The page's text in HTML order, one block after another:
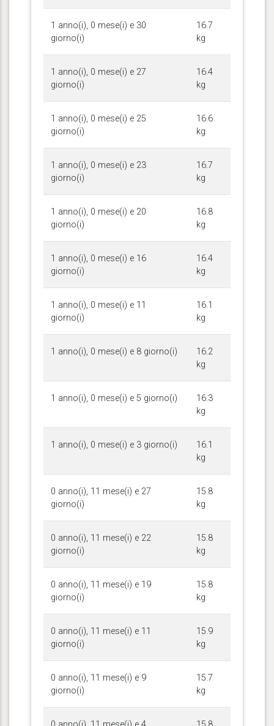
1 anno(i), 0 mese(i) e 30
giorno(i)
16.7
kg
1 anno(i), 0 mese(i) e 27
giorno(i)
16.4
kg
1 anno(i), 0 mese(i) e 25
giorno(i)
16.6
kg
1 anno(i), 0 mese(i) e 23
giorno(i)
16.7
kg
1 anno(i), 0 mese(i) e 20
giorno(i)
16.8
kg
1 anno(i), 0 mese(i) e 16
giorno(i)
16.4
kg
1 anno(i), 0 mese(i) e 11
giorno(i)
16.1
kg
1 anno(i), 0 mese(i) e 8 giorno(i)
16.2
kg
1 anno(i), 0 mese(i) e 5 giorno(i)
16.3
kg
1 anno(i), 0 mese(i) e 3 giorno(i)
16.1
kg
0 anno(i), 11 mese(i) e 27
giorno(i)
15.8
kg
0 anno(i), 11 mese(i) e 22
giorno(i)
15.8
kg
0 anno(i), 11 mese(i) e 19
giorno(i)
15.8
kg
0 anno(i), 11 mese(i) e 11
giorno(i)
15.9
kg
0 anno(i), 11 mese(i) e 9
giorno(i)
15.7
kg